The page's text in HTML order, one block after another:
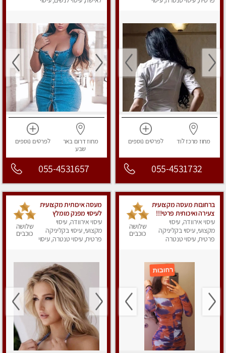
מחוז מרכזלוד לפרטים נוספים
055-4531732
מחוז דרום באר
שבע
לפרטים נוספים
055-4531657
ברחובות מעסה מקצועית
צעירה ואיכותית פרטי!!!
בערב.
עיסוי אירוודה, עיסוי
מקצועי, עיסוי בקליניקה
פרטית, עיסוי טנטרה
שלושה
כוכבים
מעסה איכותית מקצועית
לעיסוי מפנק מומלץ
מאוד ....פרטי!! ללא מין
!!
עיסוי אירוודה, עיסוי
מקצועי, עיסוי בקליניקה
פרטית, עיסוי טנטרה, עיסוי
שלושה
כוכבים